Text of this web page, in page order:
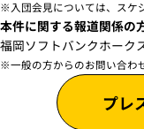
※入団会見については、スケ
本件に関する報道関係の
福岡ソフトバンクホー
※一般の方からのお問い合わ
プレ